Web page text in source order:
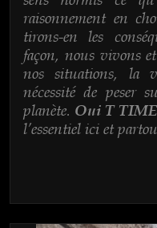
raisonnement en
tirons-en les
façon, nous vivons
nos situations, la
nécessité de peser
planète. Oui T TIME
l’essentiel ici et